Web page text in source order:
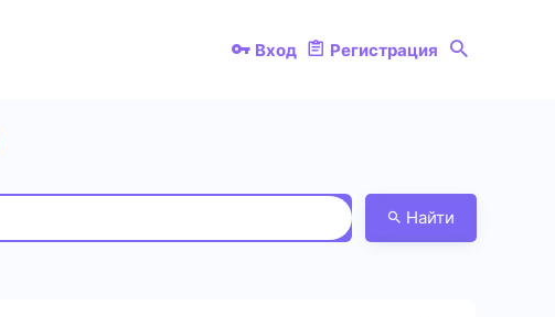
Вход Регистрация
Найти